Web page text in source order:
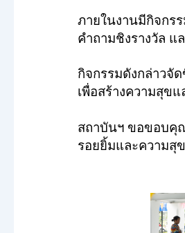
ภายในงานมีกิจกร
คำถามชิงรางวัล แ
กิจกรรมดังกล่าวจั
เพื่อสร้างความสุข
สถาบันฯ ขอขอบคุ
รอยยิ้มและความสุ